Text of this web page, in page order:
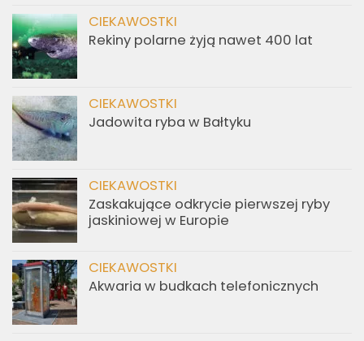
CIEKAWOSTKI
Rekiny polarne żyją nawet 400 lat
CIEKAWOSTKI
Jadowita ryba w Bałtyku
CIEKAWOSTKI
Zaskakujące odkrycie pierwszej ryby
jaskiniowej w Europie
CIEKAWOSTKI
Akwaria w budkach telefonicznych